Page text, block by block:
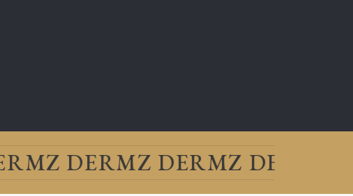
Z DERMZ DERMZ DERM